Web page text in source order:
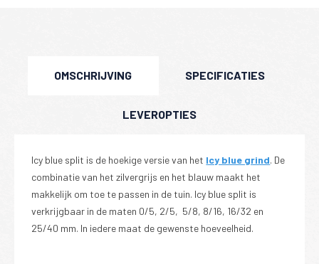
OMSCHRIJVING SPECIFICATIES
LEVEROPTIES
Icy blue split is de hoekige versie van het Icy blue grind. De
combinatie van het zilvergrijs en het blauw maakt het
makkelijk om toe te passen in de tuin. Icy blue split is
verkrijgbaar in de maten 0/5, 2/5, 5/8, 8/16, 16/32 en
25/40 mm. In iedere maat de gewenste hoeveelheid.